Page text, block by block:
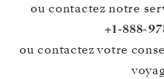
ou contactez notre
+1-888-
ou contactez votre